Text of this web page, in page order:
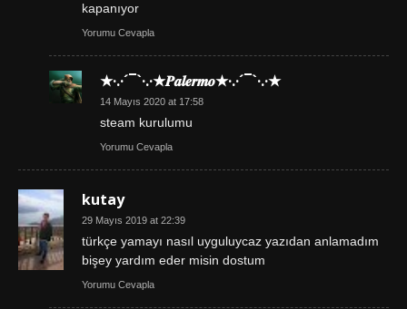
kapanıyor
Yorumu Cevapla
★·.·´¯`·.·★𝑷𝒂𝒍𝒆𝒓𝒎𝒐★·.·´¯`·.·★
14 Mayıs 2020 at 17:58
steam kurulumu
Yorumu Cevapla
kutay
29 Mayıs 2019 at 22:39
türkçe yamayı nasıl uyguluycaz yazıdan anlamadım
bişey yardım eder misin dostum
Yorumu Cevapla